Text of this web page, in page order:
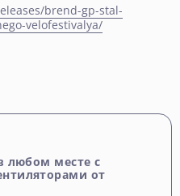
brend-gp-stal-
velofestivalya/
любом месте с
от